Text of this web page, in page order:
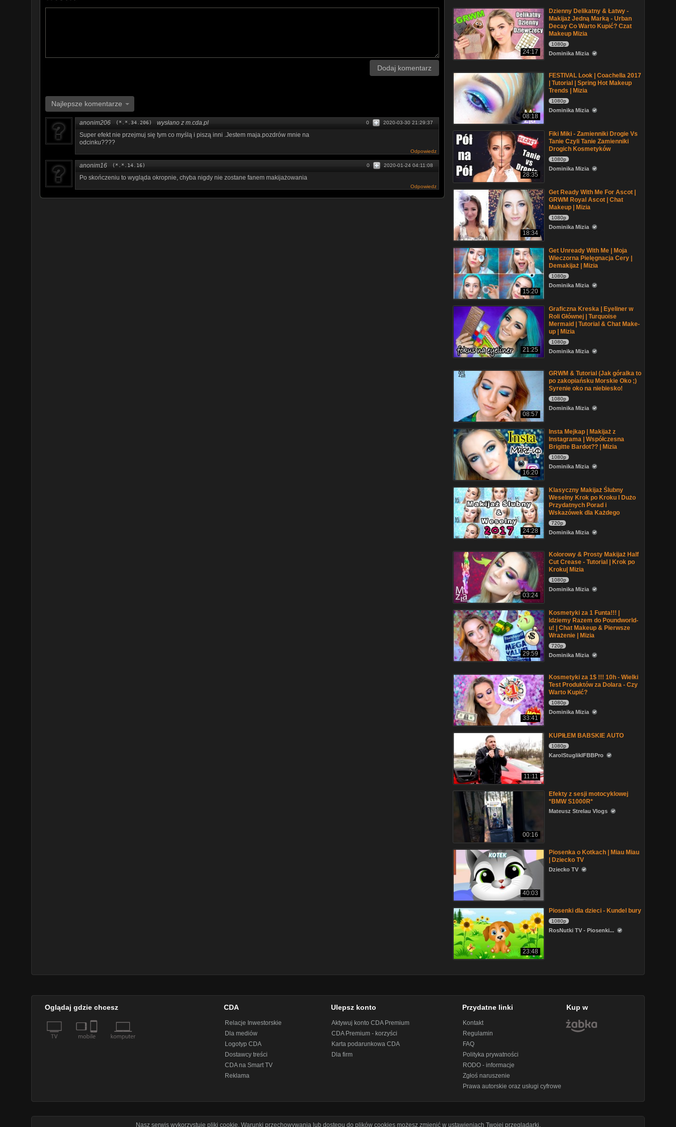
Dodaj komentarz
Najlepsze komentarze
anonim206 (*.*.34.206) wysłano z m.cda.pl 2020-03-30 21:29:37
0
Super efekt nie przejmuj się tym co myślą i piszą inni .Jestem maja.pozdrów mnie na
odcinku????
Odpowiedz
anonim16 (*.*.14.16) 2020-01-24 04:11:08
0
Po skończeniu to wygląda okropnie, chyba nigdy nie zostane fanem makijażowania
Odpowiedz
24:17
Dzienny Delikatny & Łatwy -
Makijaż Jedną Marką - Urban
Decay Co Warto Kupić? Czat
Makeup Mizia
1080p
Dominika Mizia
08:18
FESTIVAL Look | Coachella 2017
| Tutorial | Spring Hot Makeup
Trends | Mizia
1080p
Dominika Mizia
28:35
Fiki Miki - Zamienniki Drogie Vs
Tanie Czyli Tanie Zamienniki
Drogich Kosmetyków
1080p
Dominika Mizia
18:34
Get Ready With Me For Ascot |
GRWM Royal Ascot | Chat
Makeup | Mizia
1080p
Dominika Mizia
15:20
Get Unready With Me | Moja
Wieczorna Pielęgnacja Cery |
Demakijaż | Mizia
1080p
Dominika Mizia
21:25
Graficzna Kreska | Eyeliner w
Roli Głównej | Turquoise
Mermaid | Tutorial & Chat Make-
up | Mizia
1080p
Dominika Mizia
08:57
GRWM & Tutorial (Jak góralka to
po zakopiańsku Morskie Oko ;)
Syrenie oko na niebiesko!
1080p
Dominika Mizia
16:20
Insta Mejkap | Makijaż z
Instagrama | Współczesna
Brigitte Bardot?? | Mizia
1080p
Dominika Mizia
24:28
Klasyczny Makijaż Ślubny
Weselny Krok po Kroku I Dużo
Przydatnych Porad i
Wskazówek dla Każdego
720p
Dominika Mizia
03:24
Kolorowy & Prosty Makijaż Half
Cut Crease - Tutorial | Krok po
Kroku| Mizia
1080p
Dominika Mizia
29:59
Kosmetyki za 1 Funta!!! |
Idziemy Razem do Poundworld-
u! | Chat Makeup & Pierwsze
Wrażenie | Mizia
720p
Dominika Mizia
33:41
Kosmetyki za 1$ !!! 10h - Wielki
Test Produktów za Dolara - Czy
Warto Kupić?
1080p
Dominika Mizia
11:11
KUPIŁEM BABSKIE AUTO
1080p
KarolStuglikIFBBPro
00:16
Efekty z sesji motocyklowej
*BMW S1000R*
Mateusz Strelau Vlogs
40:03
Piosenka o Kotkach | Miau Miau
| Dziecko TV
Dziecko TV
23:48
Piosenki dla dzieci - Kundel bury
1080p
RosNutki TV - Piosenki...
Oglądaj gdzie chcesz CDA
Relacje Inwestorskie
Dla mediów
Logotyp CDA
Dostawcy treści
CDA na Smart TV
Reklama
Ulepsz konto
Aktywuj konto CDA Premium
CDA Premium - korzyści
Karta podarunkowa CDA
Dla firm
Przydatne linki
Kontakt
Regulamin
FAQ
Polityka prywatności
RODO - informacje
Zgłoś naruszenie
Prawa autorskie oraz usługi cyfrowe
Kup w
Nasz serwis wykorzystuje pliki cookie. Warunki przechowywania lub dostępu do plików cookies możesz zmienić w ustawieniach Twojej przeglądarki.